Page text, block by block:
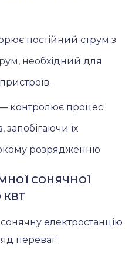
постійний струм з
необхідний для
контролює процес
запобігаючи їх
розрядженню.
СОНЯЧНОЇ
КВТ
електростанцію
переваг: